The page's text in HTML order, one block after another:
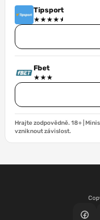
Tipsport
Fbet
Hrajte zodpovědně. 18+ |
vzniknout závislost.